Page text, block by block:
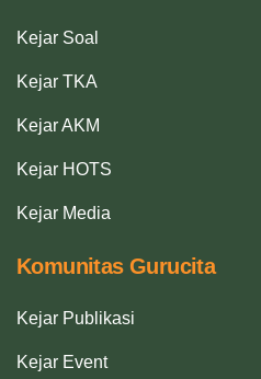
Kejar Soal
Kejar TKA
Kejar AKM
Kejar HOTS
Kejar Media
Komunitas Gurucita
Kejar Publikasi
Kejar Event